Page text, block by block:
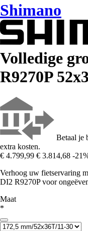
Shimano
Volledige
R9270P
Betaal je
extra kosten.
€ 4.799,99 € 3.814,68 -
Verhoog uw fietservaring
DI2 R9270P voor
Maat
*